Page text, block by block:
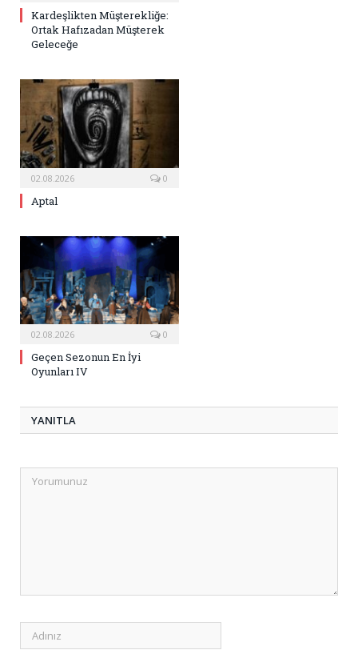
Kardeşlikten Müşterekliğe:
Ortak Hafızadan Müşterek
Geleceğe
02.08.2026 0
Aptal
02.08.2026 0
Geçen Sezonun En İyi
Oyunları IV
YANITLA